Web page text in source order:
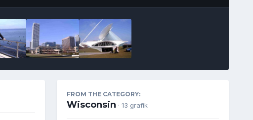
FROM THE CATEGORY:
Wisconsin · 13 grafik